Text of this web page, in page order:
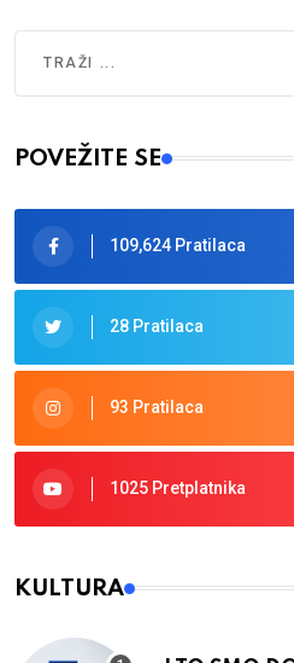
Type 2 or more characters for
POVEŽITE SE
109,624 Pratilaca
28 Pratilaca
93 Pratilaca
1025 Pretplatnika
KULTURA